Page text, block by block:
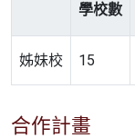
學校數
姊妹校 15
合作計畫